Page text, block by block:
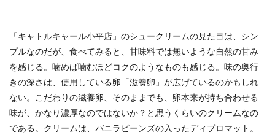
「キャトルキャール小平店」のシュークリームの見た目は、シン
プルなのだが、食べてみると、甘味料では無いような自然の甘み
を感じる。噛めば噛むほどコクのようなものも感じる。味の奥行
きの深さは、使用している卵「滋養卵」が広げているのかもしれ
ない。こだわりの滋養卵、そのままでも、卵本来が持ち合わせる
味が、かなり濃厚なのではないか？と思うくらいのクリームなの
である。クリームは、バニラビーンズの入ったディプロマット。